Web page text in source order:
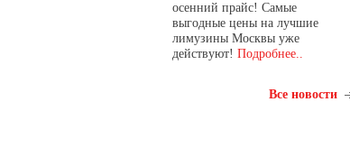
осенний прайс! Самые
выгодные цены на лучшие
лимузины Москвы уже
действуют! Подробнее..
Все новости